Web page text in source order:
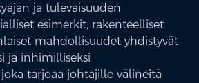
ja tulevaisuuden
esimerkit, rakenteelliset
mahdollisuudet yhdistyvät
ja inhimilliseksi
tarjoaa johtajille välineitä